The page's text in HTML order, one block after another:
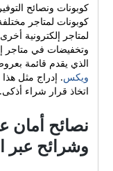
كوبونات ونصائح
كوبونات لمتاجر
لمتاجر إلكترونية
وتخفيضات في متاجر
الذي يقدم قائمة
ويكس. إدراج مثل
اتخاذ قرار شراء أذكى.
نصائح أمان
وشرائح عبر